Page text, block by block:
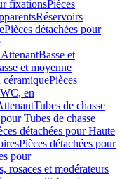
fixationsPièces
Réservoirs
Pièces détachées pour
AttenantBasse et
et moyenne
céramiquePièces
en
Tubes de chasse
Tubes de chasse
détachées pour Haute
Pièces détachées pour
pour
rosaces et modérateurs